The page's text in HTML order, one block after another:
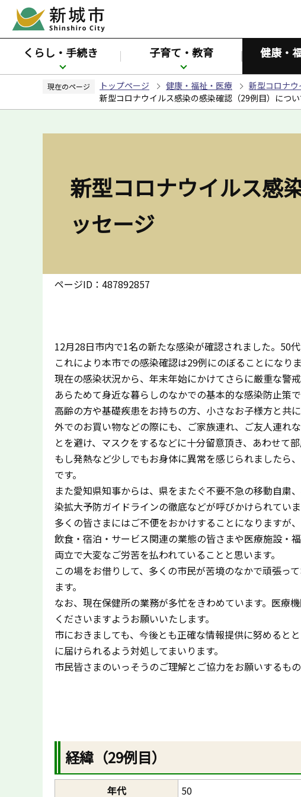
ペ
ジ
くらし・手続き 子育て・教育 健康・
現在のページ トップページ 健康・福祉・医療 新型コロナ
新型コロナウイルス感染の感染確認（29例目）につ
新型コロナウイルス感
ッセージ
ページID：487892857
12月28日市内で1名の新たな感染が確認されました。50
これにより本市での感染確認は29例にのぼることになりま
現在の感染状況から、年末年始にかけてさらに厳重な警戒
あらためて身近な暮らしのなかでの基本的な感染防止策
高齢の方や基礎疾患をお持ちの方、小さなお子様方と共
外でのお買い物などの際にも、ご家族連れ、ご友人連れ
とを避け、マスクをするなどに十分留意頂き、あわせて
もし発熱など少しでもお身体に異常を感じられましたら
です。
また愛知県知事からは、県をまたぐ不要不急の移動自粛
染拡大予防ガイドラインの徹底などが呼びかけられていま
多くの皆さまにはご不便をおかけすることになりますが
飲食・宿泊・サービス関連の業態の皆さまや医療施設・
両立で大変なご労苦を払われていることと思います。
この場をお借りして、多くの市民が苦境のなかで頑張っ
ます。
なお、現在保健所の業務が多忙をきわめています。医療
くださいますようお願いいたします。
市におきましても、今後とも正確な情報提供に努めると
に届けられるよう対処してまいります。
市民皆さまのいっそうのご理解とご協力をお願いするもの
経緯（29例目）
年代
50